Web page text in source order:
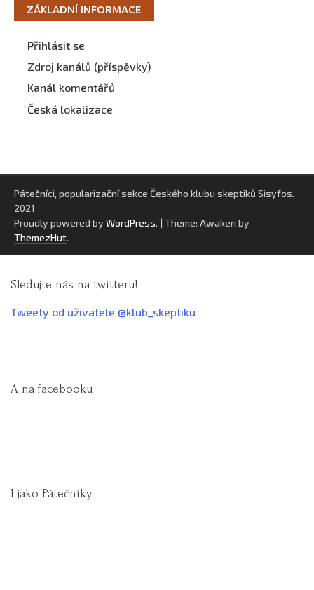
ZÁKLADNÍ INFORMACE
Přihlásit se
Zdroj kanálů (příspěvky)
Kanál komentářů
Česká lokalizace
Pátečníci, popularizační sekce Českého klubu skeptiků Sisyfos.
2021
Proudly powered by WordPress. | Theme: Awaken by
ThemezHut.
Sledujte nás na twitteru!
Tweety od uživatele @klub_skeptiku
A na facebooku
I jako Pátečníky